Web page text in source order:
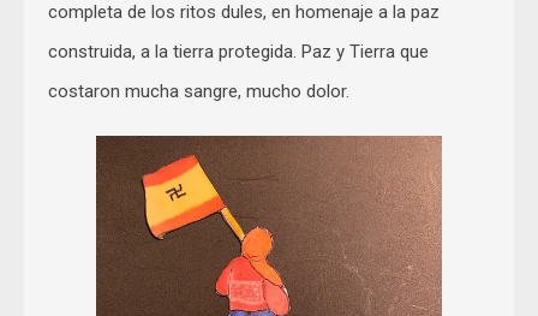
completa de los ritos dules, en homenaje a la paz
construida, a la tierra protegida. Paz y Tierra que
costaron mucha sangre, mucho dolor.